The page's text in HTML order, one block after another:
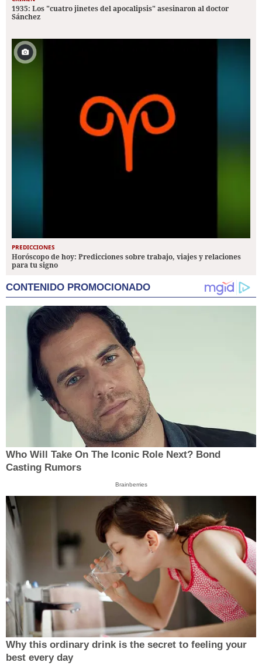
1935: Los "cuatro jinetes del apocalipsis" asesinaron al doctor
Sánchez
PREDICCIONES
Horóscopo de hoy: Predicciones sobre trabajo, viajes y relaciones
para tu signo
CONTENIDO PROMOCIONADO
Who Will Take On The Iconic Role Next? Bond
Casting Rumors
Brainberries
Why this ordinary drink is the secret to feeling your
best every day